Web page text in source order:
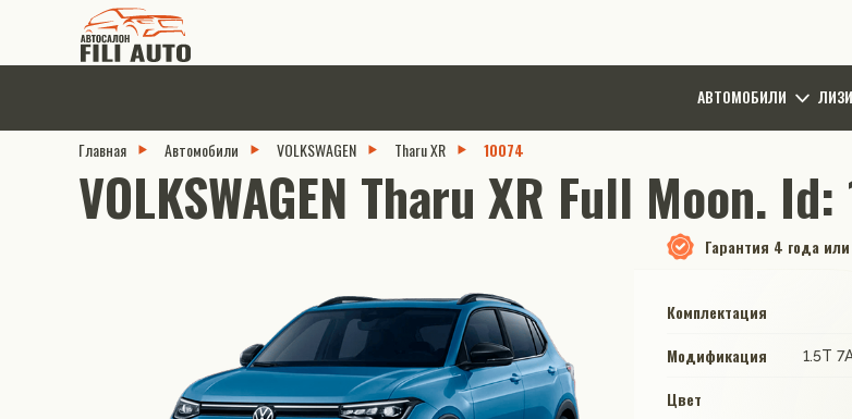
АВТОМОБИЛИ
Главная Автомобили VOLKSWAGEN Tharu XR 10074
VOLKSWAGEN Tharu XR Full Moon.
Гарантия 4 года
Комплектация
Модификация 1.5T
Цвет